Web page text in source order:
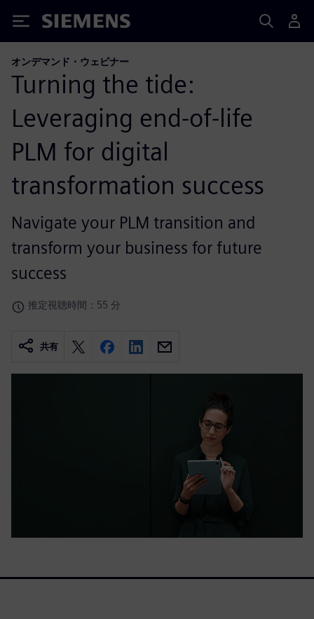
Siemens
オンデマンド・ウェビナー
Turning the tide:
Leveraging end-of-life
PLM for digital
transformation success
Navigate your PLM transition and
transform your business for future
success
推定視聴時間：55 分
共有